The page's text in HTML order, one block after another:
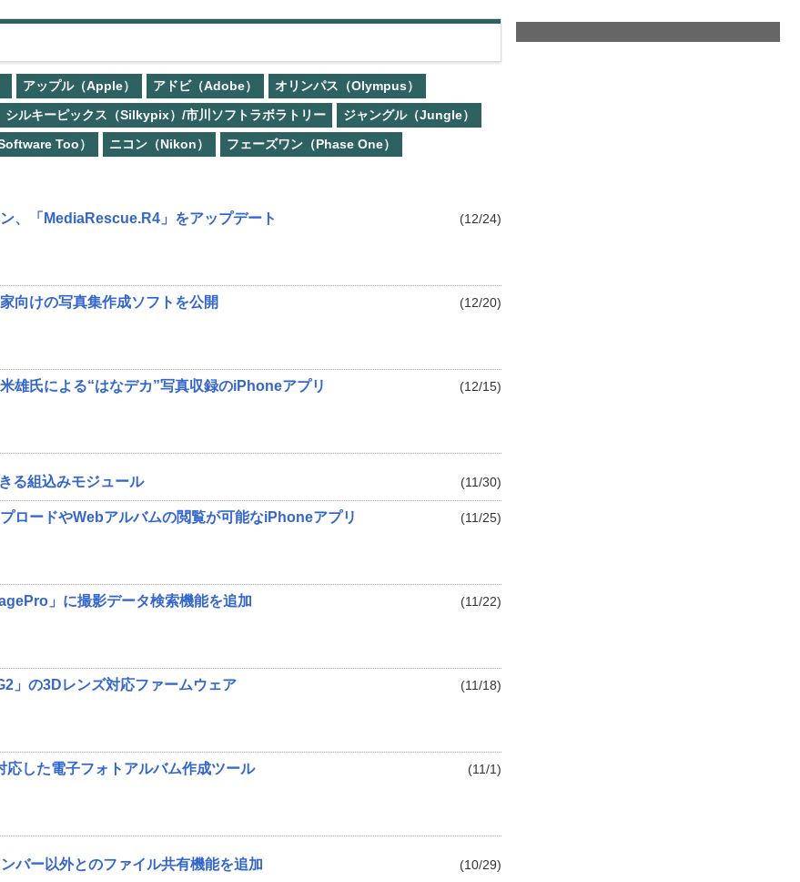
アップル（Apple） アドビ（Adobe）
オリンパス（Olympus）
シルキーピックス（Silkypix）/市川ソフトラボラトリー
ジャングル（Jungle）
Too） ニコン（Nikon）
フェーズワン（Phase One）
(12/24)
、「MediaRescue.R4」をアップデート
(12/20)
向けの写真集作成ソフトを公開
(12/15)
雄氏による“はなデカ”写真収録のiPhoneアプリ
(11/30)
る組込みモジュール
(11/25)
ロードやWebアルバムの閲覧が可能なiPhoneアプリ
(11/22)
」に撮影データ検索機能を追加
(11/18)
」の3Dレンズ対応ファームウェア
(11/1)
応した電子フォトアルバム作成ツール
(10/29)
バー以外とのファイル共有機能を追加